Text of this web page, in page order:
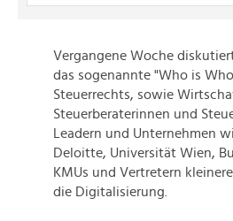
Vergangene Woche
das sogenannte "Who is
Steuerrechts, sowie
Steuerberaterinnen und
Leadern und Unternehmen
Deloitte, Universität Wien,
KMUs und Vertretern
die Digitalisierung.